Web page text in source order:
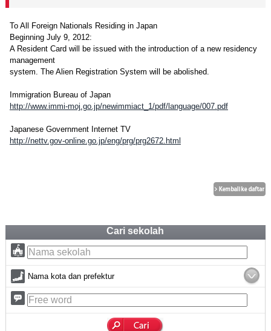
To All Foreign Nationals Residing in Japan
Beginning July 9, 2012:
A Resident Card will be issued with the introduction of a new residency
management
system. The Alien Registration System will be abolished.
Immigration Bureau of Japan
http://www.immi-moj.go.jp/newimmiact_1/pdf/language/007.pdf
Japanese Government Internet TV
http://nettv.gov-online.go.jp/eng/prg/prg2672.html
Cari sekolah
Nama kota dan prefektur